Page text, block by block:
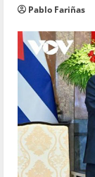
Pablo Fariñas